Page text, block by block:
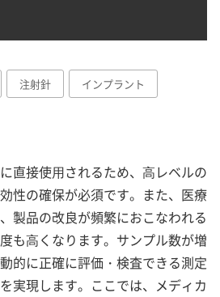
注射針 インプラント
直接使⽤されるため、⾼レベルの
性の確保が必須です。また、医療
製品の改良が頻繁におこなわれる
も⾼くなります。サンプル数が増
的に正確に評価・検査できる測定
実現します。ここでは、メディカ